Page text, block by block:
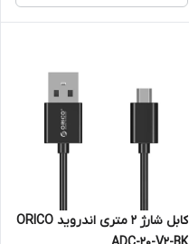
کابل شارژ 2 متری اندروید ORICO